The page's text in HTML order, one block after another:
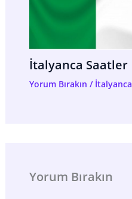
İtalyanca Saatler
Yorum Bırakın / İtalyanca
Yorum Bırakın